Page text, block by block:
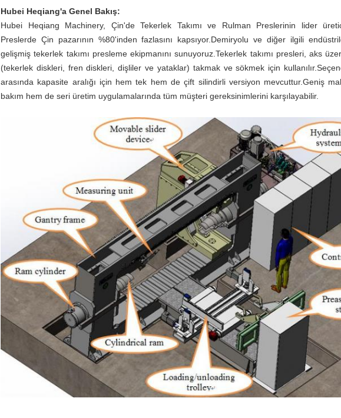
Hubei Heqiang'a Genel Bakış:
Hubei Heqiang Machinery, Çin'de Tekerlek Takımı ve Rulman Preslerinin lider
Preslerde Çin pazarının %80'inden fazlasını kapsıyor.Demiryolu ve diğer ilgili
gelişmiş tekerlek takımı presleme ekipmanını sunuyoruz.Tekerlek takımı presleri, aks
(tekerlek diskleri, fren diskleri, dişliler ve yataklar) takmak ve sökmek için
arasında kapasite aralığı için hem tek hem de çift silindirli versiyon mevcuttur.Geniş
bakım hem de seri üretim uygulamalarında tüm müşteri gereksinimlerini karşılayabilir.